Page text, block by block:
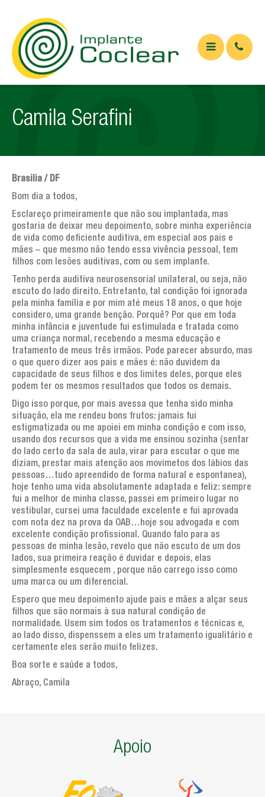
O QUE É
APARELHOS
ARTIGOS
Artigos Médicos
Artigos de interesse geral
AGENDA
TESTEMUNHOS
PERGUNTAS FREQUENTES
LINKS
CONTATOS
Camila Serafini
Brasilia / DF
Bom dia a todos,
Esclareço primeiramente que não sou implantada, mas
gostaria de deixar meu depoimento, sobre minha experiência
de vida como deficiente auditiva, em especial aos pais e
mães – que mesmo não tendo essa vivência pessoal, tem
filhos com lesões auditivas, com ou sem implante.
Tenho perda auditiva neurosensorial unilateral, ou seja, não
escuto do lado direito. Entretanto, tal condição foi ignorada
pela minha família e por mim até meus 18 anos, o que hoje
considero, uma grande benção. Porquê? Por que em toda
minha infância e juventude fui estimulada e tratada como
uma criança normal, recebendo a mesma educação e
tratamento de meus três irmãos. Pode parecer absurdo, mas
o que quero dizer aos pais e mães é: não duvidem da
capacidade de seus filhos e dos limites deles, porque eles
podem ter os mesmos resultados que todos os demais.
Digo isso porque, por mais avessa que tenha sido minha
situação, ela me rendeu bons frutos: jamais fui
estigmatizada ou me apoiei em minha condição e com isso,
usando dos recursos que a vida me ensinou sozinha (sentar
do lado certo da sala de aula, virar para escutar o que me
diziam, prestar mais atenção aos movimetos dos lábios das
pessoas…tudo apreendido de forma natural e espontanea),
hoje tenho uma vida absolutamente adaptada e feliz: sempre
fui a melhor de minha classe, passei em primeiro lugar no
vestibular, cursei uma faculdade excelente e fui aprovada
com nota dez na prova da OAB…hoje sou advogada e com
excelente condição profissional. Quando falo para as
pessoas de minha lesão, revelo que não escuto de um dos
lados, sua primeira reação é duvidar e depois, elas
simplesmente esquecem , porque não carrego isso como
uma marca ou um diferencial.
Espero que meu depoimento ajude pais e mães a alçar seus
filhos que são normais à sua natural condição de
normalidade. Usem sim todos os tratamentos e técnicas e,
ao lado disso, dispenssem a eles um tratamento igualitário e
certamente eles serão muito felizes.
Boa sorte e saúde a todos,
Abraço, Camila
Apoio